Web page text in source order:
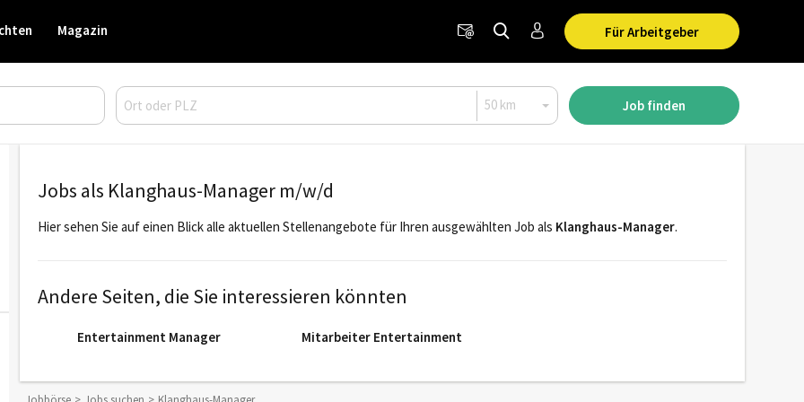
Für Arbeitgeber
Magazin
Job finden
Jobs als Klanghaus-Manager m/w/d
Hier sehen Sie auf einen Blick alle aktuellen Stellenangebote für Ihren ausgewählten Job als Klanghaus-Manager.
Andere Seiten, die Sie interessieren könnten
Entertainment Manager Mitarbeiter Entertainment